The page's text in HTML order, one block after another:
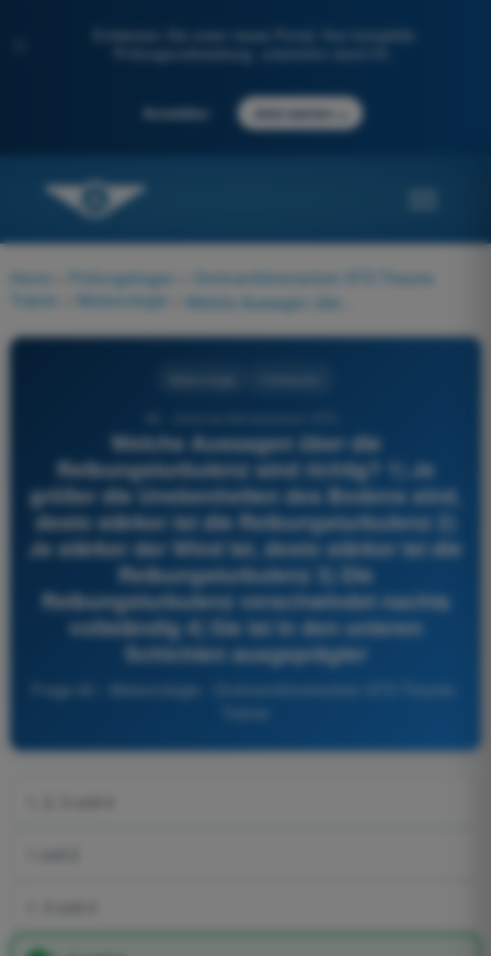
Entdecken Sie unser neues Portal: Ihre komplette
Prüfungsvorbereitung, unterstützt durch KI.
Anmelden Jetzt starten
Home Prüfungsfragen
Drohnenführerschein STS Theorie-
Trainer
Meteorologie
Welche Aussagen über die
Reibungsturbulenz sind richtig? 1) Je
größer die Unebenheiten des Bodens sind,
desto stärker ist die Reibungsturbulenz 2)
Je stärker der Wind ist, desto stärker ist die
Reibungsturbulenz 3) Die
Reibungsturbulenz verschwindet nachts
vollständig 4) Sie ist in den unteren
Schichten ausgeprägter
Frage 83 - Meteorologie - Drohnenführerschein STS Theorie-